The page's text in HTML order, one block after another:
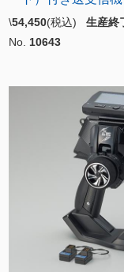
\54,450(税込) 生産終
No. 10643